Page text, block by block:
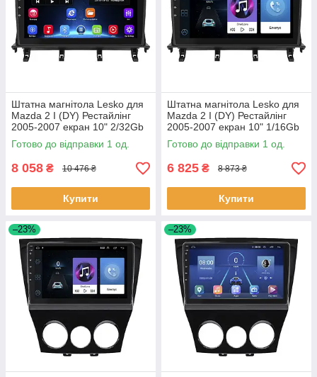
Штатна магнітола Lesko для
Mazda 2 I (DY) Рестайлінг
2005-2007 екран 10" 2/32Gb
Wi-Fi GPS Base 1 шт.
Готово до відправки 1 од.
8 058 ₴ 10 476 ₴
Купити
Штатна магнітола Lesko для
Mazda 2 I (DY) Рестайлінг
2005-2007 екран 10" 1/16Gb
Wi-Fi GPS Base 1 шт.
Готово до відправки 1 од.
6 825 ₴ 8 873 ₴
Купити
–23% –23%